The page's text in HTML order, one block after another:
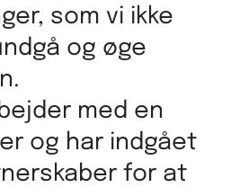
som vi ikke
og øge
med en
og har indgået
for at